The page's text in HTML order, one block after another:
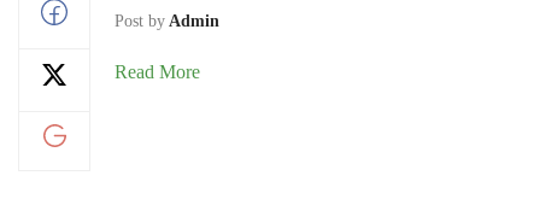
Post by Admin
Read More